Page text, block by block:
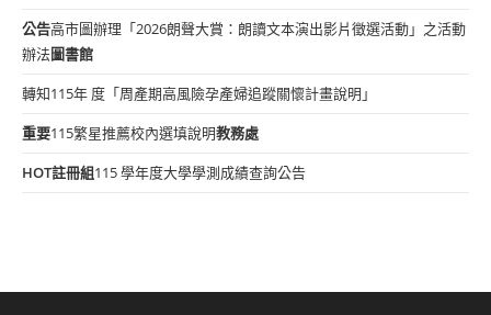
公告高市圖辦理「2026朗聲大賞：朗讀文本演出影片徵選活動」之活動
辦法圖書館
轉知115年 度「周產期高風險孕產婦追蹤關懷計畫說明」
重要115繁星推薦校內選填說明教務處
HOT註冊組115 學年度大學學測成績查詢公告